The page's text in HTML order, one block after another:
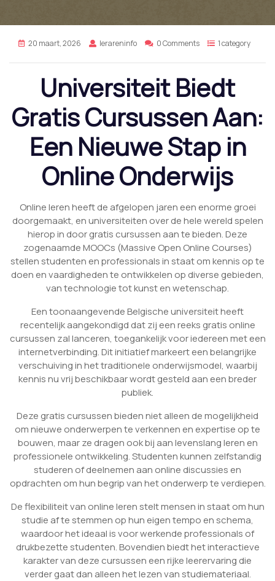
20 maart, 2026 lerareninfo 0 Comments 1 category
Universiteit Biedt
Gratis Cursussen Aan:
Een Nieuwe Stap in
Online Onderwijs
Online leren heeft de afgelopen jaren een enorme groei
doorgemaakt, en universiteiten over de hele wereld spelen
hierop in door gratis cursussen aan te bieden. Deze
zogenaamde MOOCs (Massive Open Online Courses)
stellen studenten en professionals in staat om kennis op te
doen en vaardigheden te ontwikkelen op diverse gebieden,
van technologie tot kunst en wetenschap.
Een toonaangevende Belgische universiteit heeft
recentelijk aangekondigd dat zij een reeks gratis online
cursussen zal lanceren, toegankelijk voor iedereen met een
internetverbinding. Dit initiatief markeert een belangrijke
verschuiving in het traditionele onderwijsmodel, waarbij
kennis nu vrij beschikbaar wordt gesteld aan een breder
publiek.
Deze gratis cursussen bieden niet alleen de mogelijkheid
om nieuwe onderwerpen te verkennen en expertise op te
bouwen, maar ze dragen ook bij aan levenslang leren en
professionele ontwikkeling. Studenten kunnen zelfstandig
studeren of deelnemen aan online discussies en
opdrachten om hun begrip van het onderwerp te verdiepen.
De flexibiliteit van online leren stelt mensen in staat om hun
studie af te stemmen op hun eigen tempo en schema,
waardoor het ideaal is voor werkende professionals of
drukbezette studenten. Bovendien biedt het interactieve
karakter van deze cursussen een rijke leerervaring die
verder gaat dan alleen het lezen van studiemateriaal.